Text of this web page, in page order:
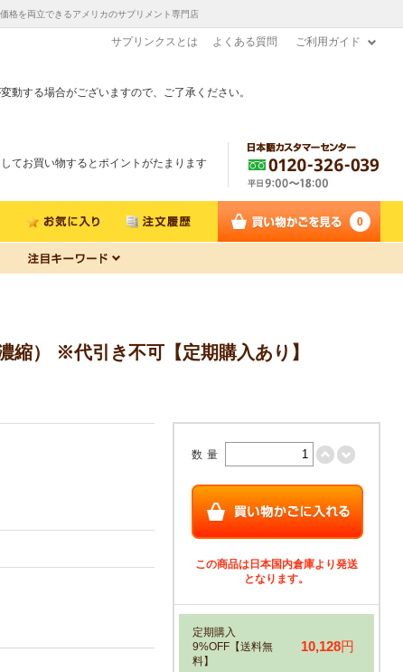
格を両立できるアメリカのサプリメント専門店
サプリンクスとは よくある質問 ご利用ガイド
動する場合がございますので、ご了承ください。
してお買い物するとポイントがたまります
0
縮） ※代引き不可【定期購入あり】
数量
この商品は日本国内倉庫より発送
となります。
定期購入
9%OFF【送料無
料】
10,128円